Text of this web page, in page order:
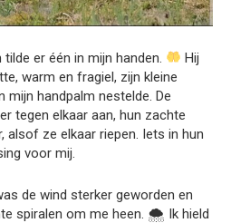
er één in mijn handen.
Hij
warm en fragiel, zijn kleine
mijn handpalm nestelde. De
tegen elkaar aan, hun zachte
alsof ze elkaar riepen. Iets in hun
voor mij.
de wind sterker geworden en
spiralen om me heen. 🌨 Ik hield